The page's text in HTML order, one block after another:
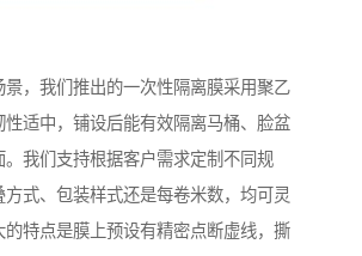
景，我们推出的一次性隔离膜采用聚乙
性适中，铺设后能有效隔离马桶、脸盆
。我们支持根据客户需求定制不同规
式、包装样式还是每卷米数，均可灵
的特点是膜上预设有精密点断虚线，撕